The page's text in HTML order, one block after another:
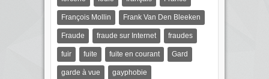
François Mollin Frank Van Den Bleeken
Fraude fraude sur Internet fraudes
fuir fuite fuite en courant Gard
garde à vue gayphobie